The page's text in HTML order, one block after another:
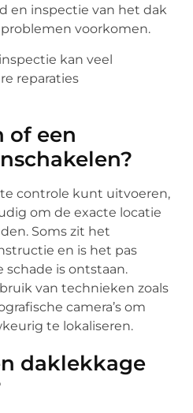
en inspectie van het dak
voorkomen.
kan veel
reparaties
of een
controle kunt uitvoeren,
om de exacte locatie
Soms zit het
en is het pas
schade is ontstaan.
van technieken zoals
camera’s om
te lokaliseren.
daklekkage